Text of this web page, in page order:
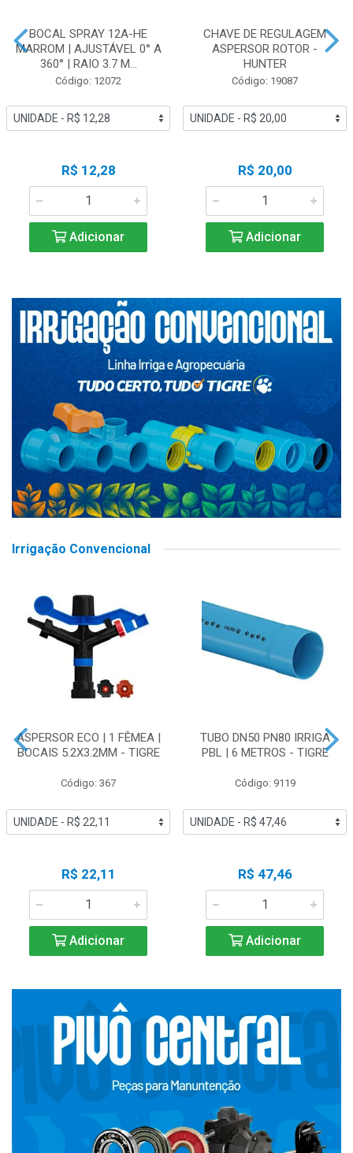
BOCAL SPRAY 12A-HE
MARROM | AJUSTÁVEL 0° A
360° | RAIO 3.7 M...
Código: 12072
R$ 12,28
Adicionar
CHAVE DE REGULAGEM
ASPERSOR ROTOR -
HUNTER
Código: 19087
R$ 20,00
Adicionar
Irrigação Convencional
ASPERSOR ECO | 1 FÊMEA |
BOCAIS 5.2X3.2MM - TIGRE
Código: 367
R$ 22,11
Adicionar
TUBO DN50 PN80 IRRIGA
PBL | 6 METROS - TIGRE
Código: 9119
R$ 47,46
Adicionar